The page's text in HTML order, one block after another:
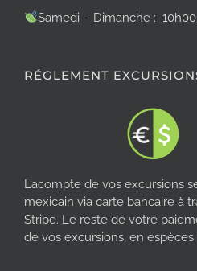
Samedi – Dimanche :
RÉGLEMENT
L’acompte de vos excursions
mexicain via carte bancaire à
Stripe. Le reste de votre
de vos excursions, en espèces